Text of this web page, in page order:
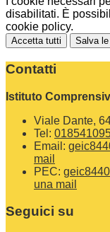
disabilitati. È
cookie policy.
Accetta tutti Salva
Contatti
Istituto
Viale Dante,
Tel:
Email:
mail
PEC:
una mail
Seguici su